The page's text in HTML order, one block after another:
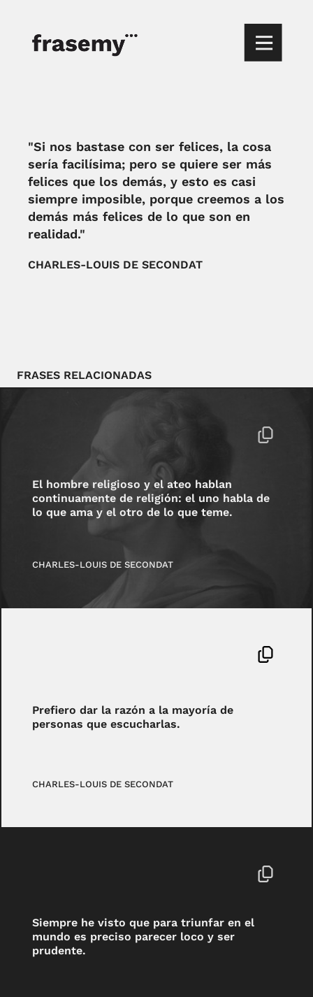
"Si nos bastase con ser felices, la cosa
sería facilísima; pero se quiere ser más
felices que los demás, y esto es casi
siempre imposible, porque creemos a los
demás más felices de lo que son en
realidad."
CHARLES-LOUIS DE SECONDAT
FRASES RELACIONADAS
El hombre religioso y el ateo hablan
continuamente de religión: el uno habla de
lo que ama y el otro de lo que teme.
CHARLES-LOUIS DE SECONDAT
Prefiero dar la razón a la mayoría de
personas que escucharlas.
CHARLES-LOUIS DE SECONDAT
Siempre he visto que para triunfar en el
mundo es preciso parecer loco y ser
prudente.